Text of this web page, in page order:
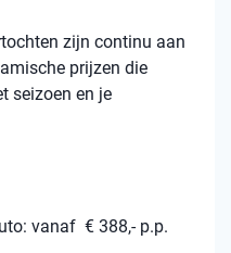
zijn continu aan
prijzen die
seizoen en je
vanaf € 388,- p.p.